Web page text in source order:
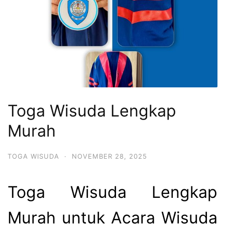
Toga Wisuda Lengkap
Murah
TOGA WISUDA · NOVEMBER 28, 2025
Toga Wisuda Lengkap
Murah untuk Acara Wisuda